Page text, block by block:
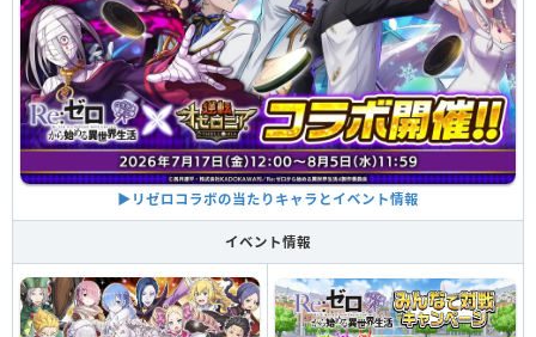
▶︎リゼロコラボの当たりキャラとイベント情報
イベント情報